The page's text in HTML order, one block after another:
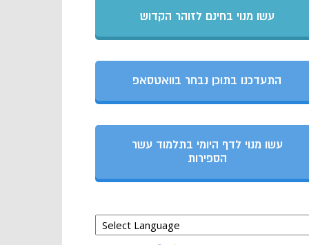
עשו מנוי בחינם לזוהר הקדוש
התעדכנו בתוכן נבחר בוואטסאפ
עשו מנוי לדף היומי בתלמוד עשר
הספירות